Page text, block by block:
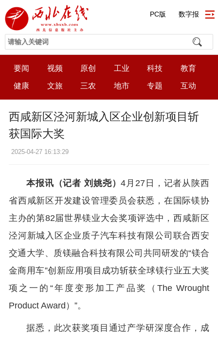
PC版 数字报
要闻 视频 原创 工业 科技 教育
健康 文旅 三农 地市 专题 互动
西咸新区泾河新城入区企业创新项目斩
获国际大奖
2025-04-27 16:13:29
本报讯（记者 刘姚尧）4月27日，记者从陕西
省西咸新区开发建设管理委员会获悉，在国际镁协
主办的第82届世界镁业大会奖项评选中，西咸新区
泾河新城入区企业质子汽车科技有限公司联合西安
交通大学、质镁融合科技有限公司共同研发的“镁合
金商用车”创新应用项目成功斩获全球镁行业五大奖
项之一的“年度变形加工产品奖（The Wrought
Product Award）”。
据悉，此次获奖项目通过产学研深度合作，成